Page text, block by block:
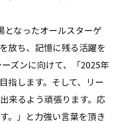
となったオールスターゲ
放ち、記憶に残る活躍を
ズンに向けて、「2025年
指します。そして、リー
来るよう頑張ります。応
。」と力強い言葉を頂き